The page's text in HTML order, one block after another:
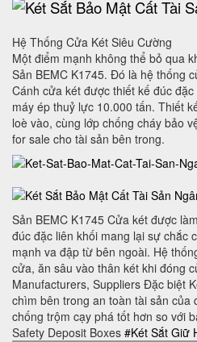
Hệ Thống Cửa Két Siêu Cường
Một điểm mạnh không thể bỏ qua
Sản BEMC K1745. Đó là hệ thống
Cánh cửa két được thiết kế đúc
máy ép thuỷ lực 10.000 tấn. Thiết
loè vào, cùng lớp chống cháy bảo
for sale cho tài sản bên trong.
Sản BEMC K1745 Cửa két được
đúc đặc liên khối mang lại sự chắc
mạnh va đập từ bên ngoài. Hệ
cửa, ăn sâu vào thân két khi đóng
Manufacturers, Suppliers Đặc biệt
chìm bên trong an toàn tài sản của
chống trộm cạy phá tốt hơn so với
Safety Deposit Boxes #Két Sắt Giữ